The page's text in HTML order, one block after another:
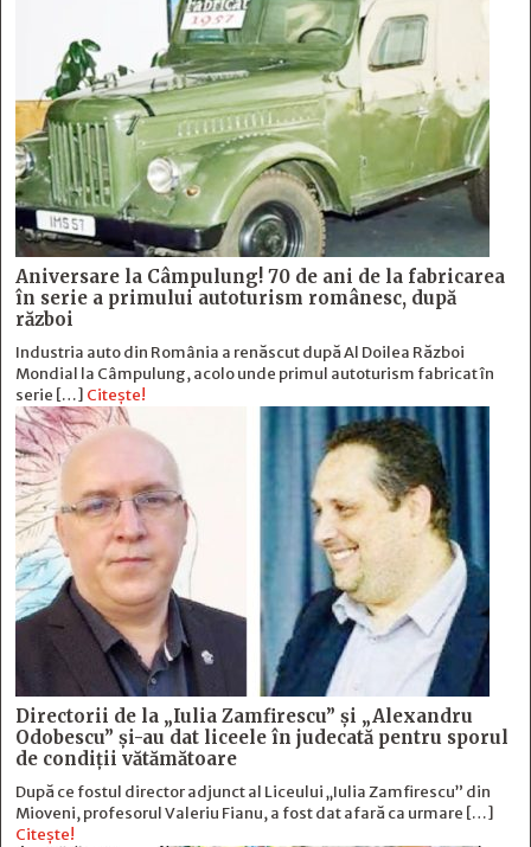
Aniversare la Câmpulung! 70 de ani de la fabricarea
în serie a primului autoturism românesc, după
război
Industria auto din România a renăscut după Al Doilea Război
Mondial la Câmpulung, acolo unde primul autoturism fabricat în
serie […] Citește!
Directorii de la „Iulia Zamfirescu” și „Alexandru
Odobescu” și-au dat liceele în judecată pentru sporul
de condiții vătămătoare
După ce fostul director adjunct al Liceului „Iulia Zamfirescu” din
Mioveni, profesorul Valeriu Fianu, a fost dat afară ca urmare […]
Citește!